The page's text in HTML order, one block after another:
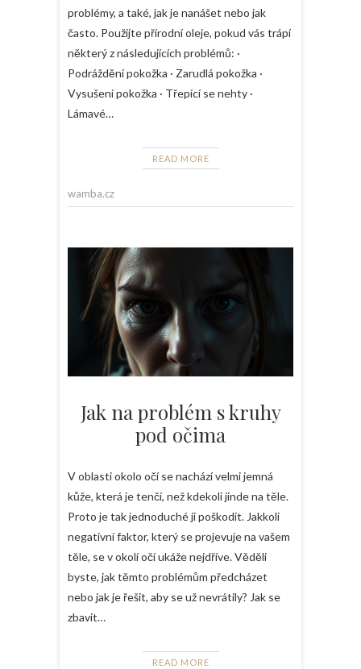
problémy, a také, jak je nanášet nebo jak
často. Použijte přírodní oleje, pokud vás trápí
některý z následujících problémů: ·
Podráždění pokožka · Zarudlá pokožka ·
Vysušení pokožka · Třepící se nehty ·
Lámavé…
READ MORE
wamba.cz
Jak na problém s kruhy
pod očima
V oblasti okolo očí se nachází velmi jemná
kůže, která je tenčí, než kdekoli jinde na těle.
Proto je tak jednoduché ji poškodit. Jakkoli
negativní faktor, který se projevuje na vašem
těle, se v okolí očí ukáže nejdříve. Věděli
byste, jak těmto problémům předcházet
nebo jak je řešit, aby se už nevrátily? Jak se
zbavit…
READ MORE